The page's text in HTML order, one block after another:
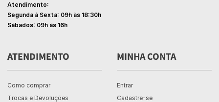
Atendimento:
Segunda à Sexta: 09h às 18:30h
Sábados: 09h às 16h
ATENDIMENTO
Como comprar
Trocas e Devoluções
MINHA CONTA
Entrar
Cadastre-se